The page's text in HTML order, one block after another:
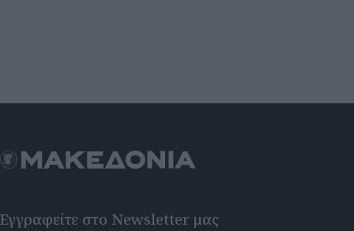
Εγγραφείτε στο Newsletter μας